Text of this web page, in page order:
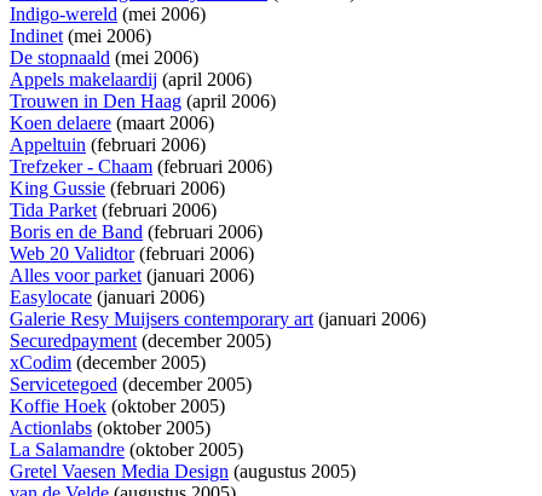
Indigo-wereld (mei 2006)
Indinet(mei 2006)
De stopnaald (mei 2006)
Appels makelaardij (april 2006)
Trouwen in Den Haag (april 2006)
Koen delaere (maart 2006)
Appeltuin (februari 2006)
Trefzeker - Chaam (februari 2006)
King Gussie (februari 2006)
Tida Parket(februari 2006)
Boris en de Band (februari 2006)
Web 20 Validtor(februari 2006)
Alles voor parket(januari 2006)
Easylocate (januari 2006)
Galerie Resy Muijsers contemporary art(januari 2006)
Securedpayment(december 2005)
xCodim (december 2005)
Servicetegoed (december 2005)
Koffie Hoek (oktober 2005)
Actionlabs (oktober 2005)
La Salamandre (oktober 2005)
Gretel Vaesen Media Design (augustus 2005)